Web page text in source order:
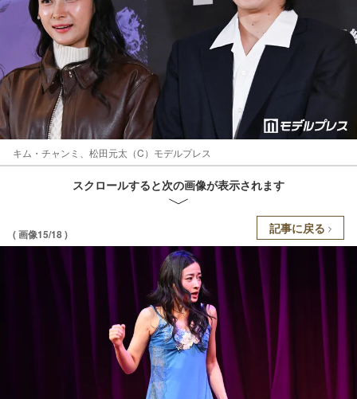
キム・チャンミ、松田元太（C）モデルプレス
スクロールすると次の画像が表示されます
( 画像15/18 ) 記事に戻る